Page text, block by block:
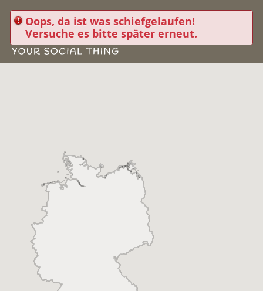
Oops, da ist was schiefgelaufen!
Versuche es bitte später erneut.